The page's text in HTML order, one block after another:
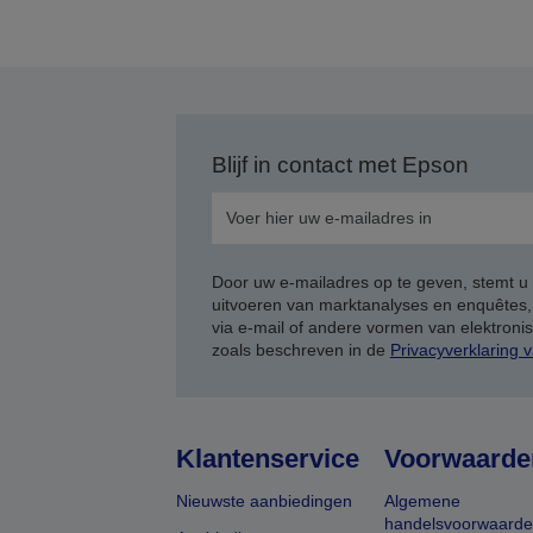
Blijf in contact met Epson
Door uw e-mailadres op te geven, stemt
uitvoeren van marktanalyses en
via e-mail of andere vormen van
zoals beschreven in de Privacyverklaring
Klantenservice
Nieuwste aanbiedingen
Algemene